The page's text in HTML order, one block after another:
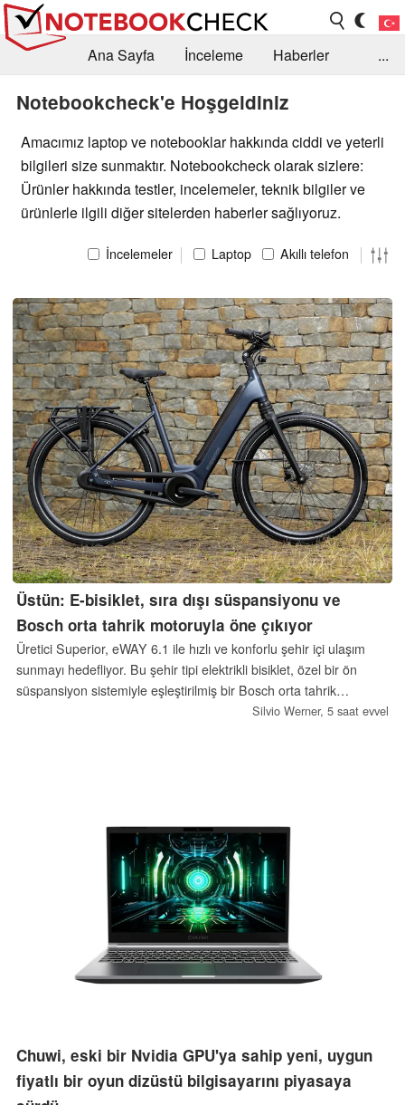
Ana Sayfa İnceleme
Haberler
Öneri /SSS
Kütüphane
Satın Alma Rehberi
Arama
İletişim
...
Notebookcheck'e Hoşgeldiniz
Amacımız laptop ve notebooklar hakkında ciddi ve yeterli
bilgileri size sunmaktır. Notebookcheck olarak sizlere:
Ürünler hakkında testler, incelemeler, teknik bilgiler ve
ürünlerle ilgili diğer sitelerden haberler sağlıyoruz.
İncelemeler Laptop Akıllı telefon
Üstün: E-bisiklet, sıra dışı süspansiyonu ve
Bosch orta tahrik motoruyla öne çıkıyor
Üretici Superior, eWAY 6.1 ile hızlı ve konforlu şehir içi ulaşım
sunmayı hedefliyor. Bu şehir tipi elektrikli bisiklet, özel bir ön
süspansiyon sistemiyle eşleştirilmiş bir Bosch orta tahrik
Silvio Werner, 5 saat evvel
Chuwi, eski bir Nvidia GPU'ya sahip yeni, uygun
fiyatlı bir oyun dizüstü bilgisayarını piyasaya